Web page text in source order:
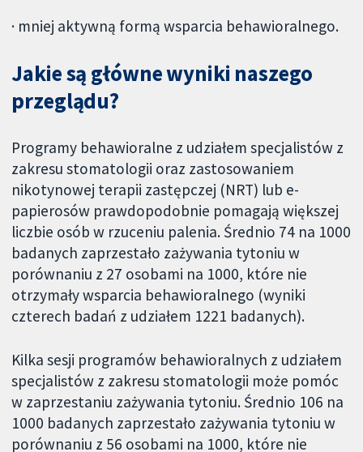
· mniej aktywną formą wsparcia behawioralnego.
Jakie są główne wyniki naszego
przeglądu?
Programy behawioralne z udziałem specjalistów z
zakresu stomatologii oraz zastosowaniem
nikotynowej terapii zastępczej (NRT) lub e-
papierosów prawdopodobnie pomagają większej
liczbie osób w rzuceniu palenia. Średnio 74 na 1000
badanych zaprzestało zażywania tytoniu w
porównaniu z 27 osobami na 1000, które nie
otrzymały wsparcia behawioralnego (wyniki
czterech badań z udziałem 1221 badanych).
Kilka sesji programów behawioralnych z udziałem
specjalistów z zakresu stomatologii może pomóc
w zaprzestaniu zażywania tytoniu. Średnio 106 na
1000 badanych zaprzestało zażywania tytoniu w
porównaniu z 56 osobami na 1000, które nie